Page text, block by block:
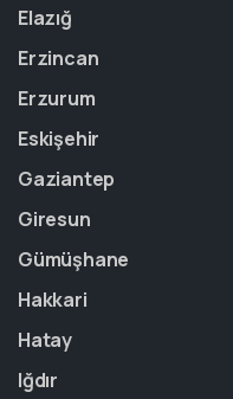
Elazığ
Erzincan
Erzurum
Eskişehir
Gaziantep
Giresun
Gümüşhane
Hakkari
Hatay
Iğdır